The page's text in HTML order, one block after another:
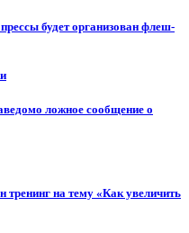
будет организован флеш-
ложное сообщение о
на тему «Как увеличить